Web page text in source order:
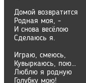
Домой возвратится
Родная моя, -
И снова весёлою
Сделаюсь я.
Играю, смеюсь,
Кувыркаюсь, пою…
Люблю я родную
Голубку мою!